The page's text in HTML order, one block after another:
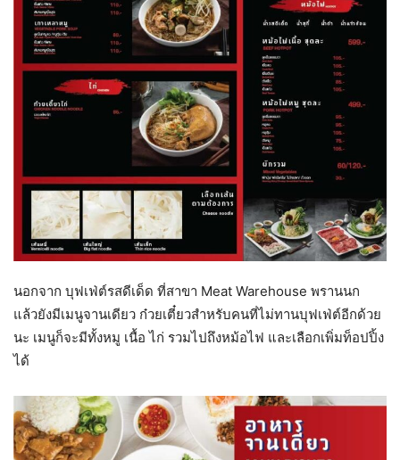
นอกจาก บุฟเฟ่ต์รสดีเด็ด ที่สาขา Meat Warehouse พรานนก
แล้วยังมีเมนูจานเดียว ก๋วยเตี๋ยวสำหรับคนที่ไม่ทานบุฟเฟ่ต์อีกด้วย
นะ เมนูก็จะมีทั้งหมู เนื้อ ไก่ รวมไปถึงหม้อไฟ และเลือกเพิ่มท็อปปิ้ง
ได้